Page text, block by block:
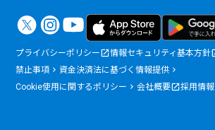
プライバシーポリシー 情報セキュリティ基本方針
禁止事項
資金決済法に基づく情報提供
Cookie使用に関するポリシー
会社概要 採用情報